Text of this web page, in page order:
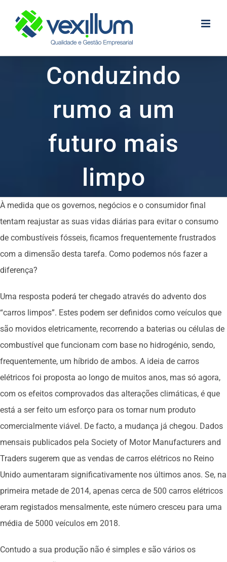
content
Conduzindo
rumo a um
futuro mais
limpo
À medida que os governos, negócios e o consumidor final
tentam reajustar as suas vidas diárias para evitar o consumo
de combustíveis fósseis, ficamos frequentemente frustrados
com a dimensão desta tarefa. Como podemos nós fazer a
diferença?
Uma resposta poderá ter chegado através do advento dos
“carros limpos”. Estes podem ser definidos como veículos que
são movidos eletricamente, recorrendo a baterias ou células de
combustível que funcionam com base no hidrogénio, sendo,
frequentemente, um híbrido de ambos. A ideia de carros
elétricos foi proposta ao longo de muitos anos, mas só agora,
com os efeitos comprovados das alterações climáticas, é que
está a ser feito um esforço para os tornar num produto
comercialmente viável. De facto, a mudança já chegou. Dados
mensais publicados pela Society of Motor Manufacturers and
Traders sugerem que as vendas de carros elétricos no Reino
Unido aumentaram significativamente nos últimos anos. Se, na
primeira metade de 2014, apenas cerca de 500 carros elétricos
eram registados mensalmente, este número cresceu para uma
média de 5000 veículos em 2018.
Contudo a sua produção não é simples e são vários os